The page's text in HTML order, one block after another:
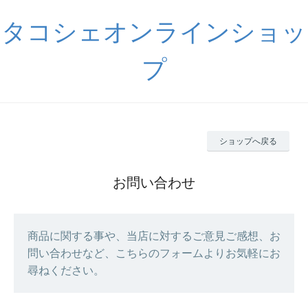
タコシェオンラインショッ
プ
ショップへ戻る
お問い合わせ
商品に関する事や、当店に対するご意見ご感想、お
問い合わせなど、こちらのフォームよりお気軽にお
尋ねください。